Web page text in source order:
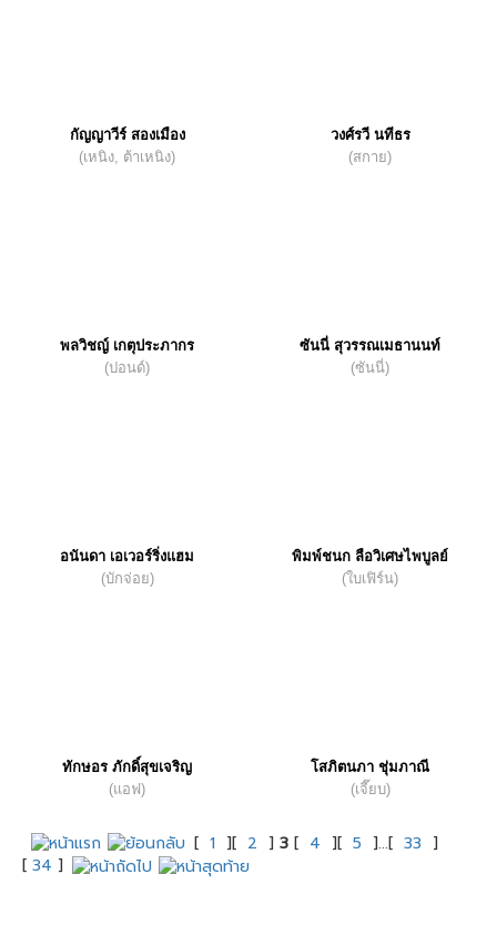
กัญญาวีร์ สองเมือง
(เหนิง, ต้าเหนิง)
วงศ์รวี นทีธร
(สกาย)
พลวิชญ์ เกตุประภากร
(ปอนด์)
ซันนี่ สุวรรณเมธานนท์
(ซันนี่)
อนันดา เอเวอร์ริ่งแฮม
(บักจ่อย)
พิมพ์ชนก ลือวิเศษไพบูลย์
(ใบเฟิร์น)
ทักษอร ภักดิ์สุขเจริญ
(แอฟ)
โสภิตนภา ชุ่มภาณี
(เจี๊ยบ)
[ 1 ][ 2 ] 3 [ 4 ][ 5 ]...[ 33 ]
[ 34 ]